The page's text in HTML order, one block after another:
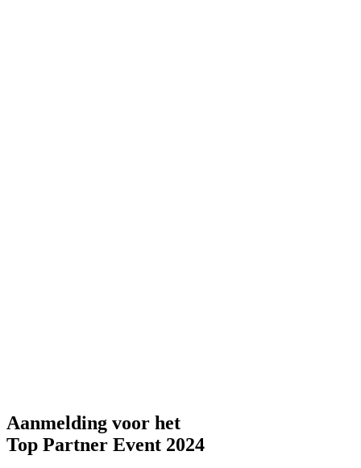
Aanmelding voor het
Top Partner Event 2024